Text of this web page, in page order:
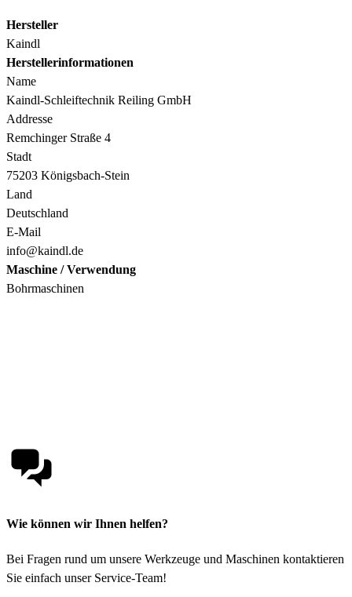
Hersteller
Kaindl
Herstellerinformationen
Name
Kaindl-Schleiftechnik Reiling GmbH
Addresse
Remchinger Straße 4
Stadt
75203 Königsbach-Stein
Land
Deutschland
E-Mail
info@kaindl.de
Maschine / Verwendung
Bohrmaschinen
Wie können wir Ihnen helfen?
Bei Fragen rund um unsere Werkzeuge und Maschinen kontaktieren
Sie einfach unser Service-Team!